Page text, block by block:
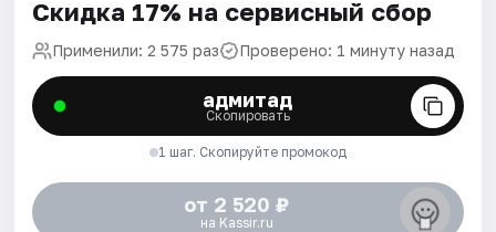
Скидка 17% на сервисный сбор
Применили: 2 575 раз Проверено: 1 минуту назад
адмитад
Скопировать
1 шаг. Скопируйте промокод
от 2 520 ₽
на Kassir.ru